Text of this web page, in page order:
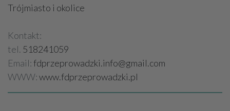
Trójmiasto i okolice
Kontakt:
tel. 518241059
Email:fdprzeprowadzki.info@gmail.com
WWW:www.fdprzeprowadzki.pl